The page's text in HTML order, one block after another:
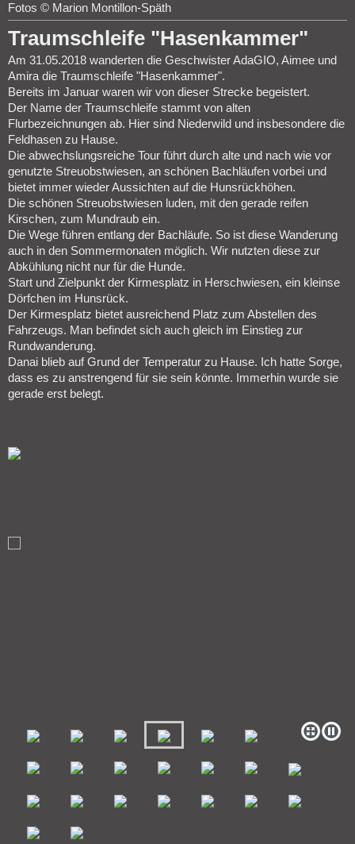
Fotos © Marion Montillon-Späth
Traumschleife "Hasenkammer"
Am 31.05.2018 wanderten die Geschwister AdaGIO, Aimee und
Amira die Traumschleife "Hasenkammer".
Bereits im Januar waren wir von dieser Strecke begeistert.
Der Name der Traumschleife stammt von alten
Flurbezeichnungen ab. Hier sind Niederwild und insbesondere die
Feldhasen zu Hause.
Die abwechslungsreiche Tour führt durch alte und nach wie vor
genutzte Streuobstwiesen, an schönen Bachläufen vorbei und
bietet immer wieder Aussichten auf die Hunsrückhöhen.
Die schönen Streuobstwiesen luden, mit den gerade reifen
Kirschen, zum Mundraub ein.
Die Wege führen entlang der Bachläufe. So ist diese Wanderung
auch in den Sommermonaten möglich. Wir nutzten diese zur
Abkühlung nicht nur für die Hunde.
Start und Zielpunkt der Kirmesplatz in Herschwiesen, ein kleinse
Dörfchen im Hunsrück.
Der Kirmesplatz bietet ausreichend Platz zum Abstellen des
Fahrzeugs. Man befindet sich auch gleich im Einstieg zur
Rundwanderung.
Danai blieb auf Grund der Temperatur zu Hause. Ich hatte Sorge,
dass es zu anstrengend für sie sein könnte. Immerhin wurde sie
gerade erst belegt.